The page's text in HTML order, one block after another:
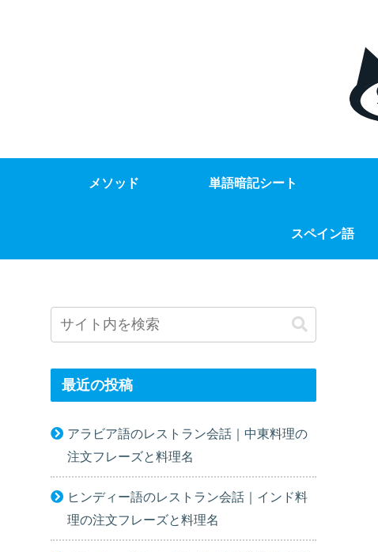
メソッド 単語暗記シート
スペイン語
最近の投稿
アラビア語のレストラン会話｜中東料理の
注文フレーズと料理名
ヒンディー語のレストラン会話｜インド料
理の注文フレーズと料理名